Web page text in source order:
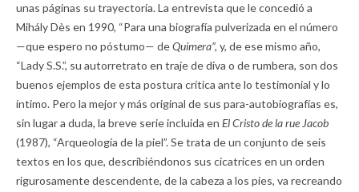
unas páginas su trayectoria. La entrevista que le concedió a
Mihály Dès en 1990, “Para una biografía pulverizada en el número
—que espero no póstumo— deQuimera”, y, de ese mismo año,
“Lady S.S.”, su autorretrato en traje de diva o de rumbera, son dos
buenos ejemplos de esta postura crítica ante lo testimonial y lo
íntimo. Pero la mejor y más original de sus para-autobiografías es,
sin lugar a duda, la breve serie incluida en El Cristo de la rue Jacob
(1987), “Arqueología de la piel”. Se trata de un conjunto de seis
textos en los que, describiéndonos sus cicatrices en un orden
rigurosamente descendente, de la cabeza a los pies, va recreando